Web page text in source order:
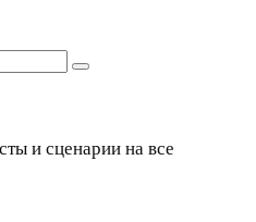
и сценарии на все